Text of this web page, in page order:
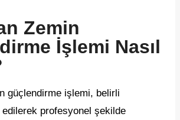
Zemin
İşlemi Nasıl
güçlendirme işlemi, belirli
profesyonel şekilde